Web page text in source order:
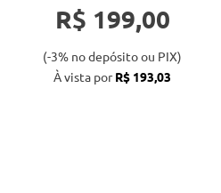
R$ 199,00
(-3% no depósito ou PIX)
À vista porR$ 193,03